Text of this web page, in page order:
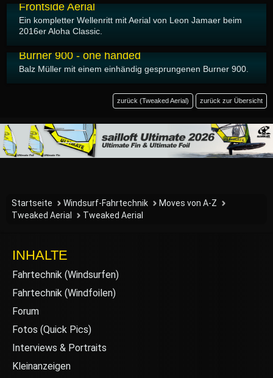
Frontside Aerial
Ein kompletter Wellenritt mit Aerial von Leon Jamaer beim
2016er Aloha Classic.
Burner 900 - one handed
Balz Müller mit einem einhändig gesprungenen Burner 900.
zurück (Tweaked Aerial) zurück zur Übersicht
Startseite Windsurf-Fahrtechnik
Moves von A-Z
Tweaked Aerial
Tweaked Aerial
INHALTE
Fahrtechnik (Windsurfen)
Fahrtechnik (Windfoilen)
Forum
Fotos (Quick Pics)
Interviews & Portraits
Kleinanzeigen